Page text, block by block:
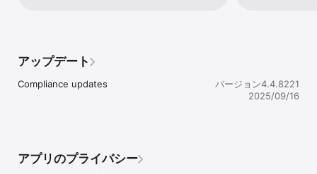
achievements and save your progress in the cloud across all
your Apple devices.
You can now get the Microsoft Wordament Premium
Subscription for $1.99 per Month or $9.99 per Year. With
• NOTE: this will not grant Premium on other platforms
アップデート
Compliance updates
バージョン4.4.8221
2025/09/16
アプリのプライバシー